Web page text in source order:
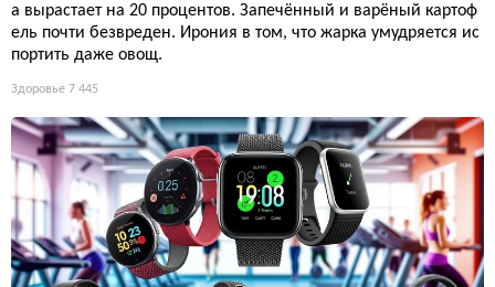
а вырастает на 20 процентов. Запечённый и варёный картоф
ель почти безвреден. Ирония в том, что жарка умудряется ис
портить даже овощ.
Здоровье 7 445